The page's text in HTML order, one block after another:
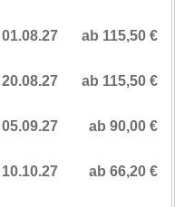
ab 115,50 €
ab 115,50 €
ab 90,00 €
ab 66,20 €